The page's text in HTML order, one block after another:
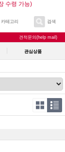
수령 가능)
카테고리 검색
견적문의(help mail)
관심상품